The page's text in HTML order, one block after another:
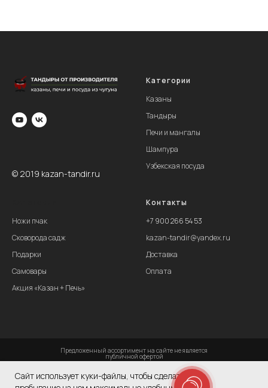
© 2019 kazan-tandir.ru
Категории
Казаны
Тандыры
Печи и мангалы
Шампура
Узбекская посуда
Ножи пчак
Сковорода садж
Подарки
Самовары
Акция «Казан + Печь»
Контакты
+7 900 266 54 53
kazan-tandir@yandex.ru
Доставка
Оплата
Предложенный ассортимент на сайте не является
публичной офертой
Политика конфиденциальности
Caйт иcпoльзуeт куки-фaйлы, чтoбы cдeлaть вaшe